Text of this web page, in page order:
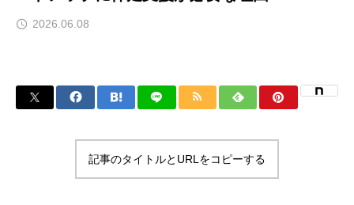
2026.06.08
記事のタイトルとURLをコピーする